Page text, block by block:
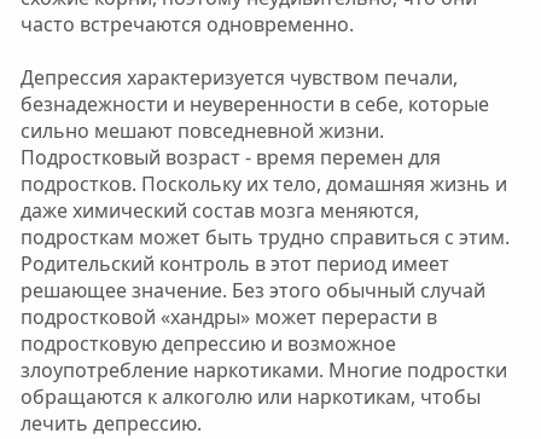
часто встречаются одновременно.
Депрессия характеризуется чувством печали,
безнадежности и неуверенности в себе, которые
сильно мешают повседневной жизни.
Подростковый возраст - время перемен для
подростков. Поскольку их тело, домашняя жизнь и
даже химический состав мозга меняются,
подросткам может быть трудно справиться с этим.
Родительский контроль в этот период имеет
решающее значение. Без этого обычный случай
подростковой «хандры» может перерасти в
подростковую депрессию и возможное
злоупотребление наркотиками. Многие подростки
обращаются к алкоголю или наркотикам, чтобы
лечить депрессию.